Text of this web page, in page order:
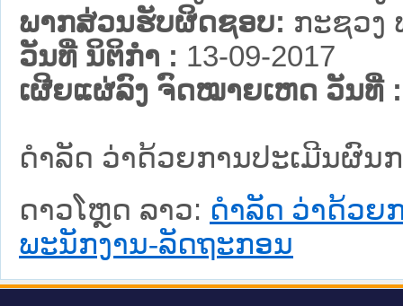
ພາກສ່ວນຮັບຜິດຊອບ: ກະຊວງ
ວັນທີ່ ນິຕິກໍາ : 13-09-2017
ເຜີຍແຜ່ລົງ ຈົດໝາຍເຫດ ວັນທີ່ :
ດຳລັດ ວ່າດ້ວຍການປະເມີນຜົນ
ດາວໂຫຼດ ລາວ: ດຳລັດ ວ່າດ້ວຍ
ພະນັກງານ-ລັດຖະກອນ